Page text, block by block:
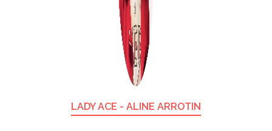
LADY ACE - ALINE ARROTIN